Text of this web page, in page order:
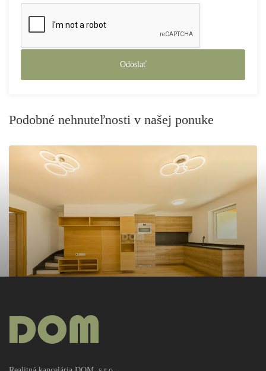
Odoslať
Podobné nehnuteľnosti v našej ponuke
PREDAJ